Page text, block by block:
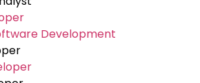
Development